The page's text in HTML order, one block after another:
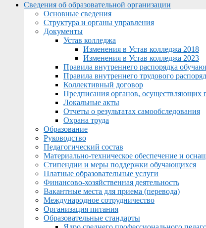
Menu
Сведения об образовательной организации
Основные сведения
Структура и органы управления
Документы
Устав колледжа
Изменения в Устав колледжа 2018
Изменения в Устав колледжа 2023
Правила внутреннего распорядка
Правила внутреннего трудового
Коллективный договор
Предписания органов, осуществляющих
Локальные акты
Отчеты о результатах самообследования
Охрана труда
Образование
Руководство
Педагогический состав
Материально-техническое обеспечение и
Стипендии и меры поддержки обучающихся
Платные образовательные услуги
Финансово-хозяйственная деятельность
Вакантные места для приема (перевода)
Международное сотрудничество
Организация питания
Образовательные стандарты